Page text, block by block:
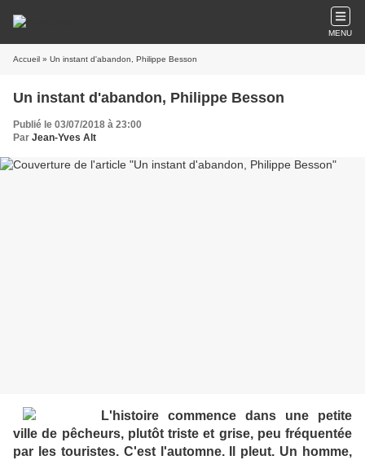
MENU
Accueil » Un instant d'abandon, Philippe Besson
Un instant d'abandon, Philippe Besson
Publié le 03/07/2018 à 23:00
Par Jean-Yves Alt
L'histoire commence dans une petite
ville de pêcheurs, plutôt triste et grise, peu fréquentée
par les touristes. C'est l'automne. Il pleut. Un homme,